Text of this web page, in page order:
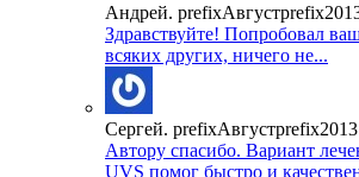
Андрей.
Здравствуйте! Попробовал
всяких других, ничего не...
Сергей. prefixАвгустprefix2013
Автору спасибо. Вариант
UVS помог быстро и